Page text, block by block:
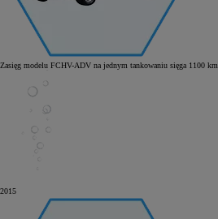
Zasięg modelu FCHV-ADV na jednym tankowaniu sięga 1100 km
2015